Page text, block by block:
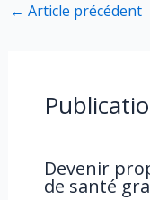
← Article précédent
Devenir
de santé